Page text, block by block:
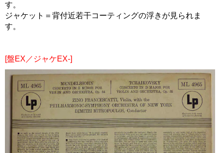
す。
ジャケット＝背付近若干コーティングの浮きが見られま
す。
[盤EX／ジャケEX-]